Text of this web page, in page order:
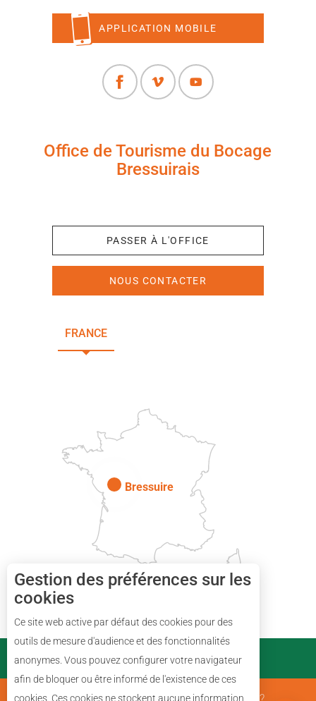
Réserver
APPLICATION MOBILE
Office de Tourisme du Bocage
Bressuirais
PASSER À L'OFFICE
NOUS CONTACTER
FRANCE
Bressuire
PARTENAIRES
Gestion des préférences sur les
cookies
Ce site web active par défaut des cookies pour des
outils de mesure d'audience et des fonctionnalités
anonymes. Vous pouvez configurer votre navigateur
afin de bloquer ou être informé de l'existence de ces
cookies. Ces cookies ne stockent aucune information